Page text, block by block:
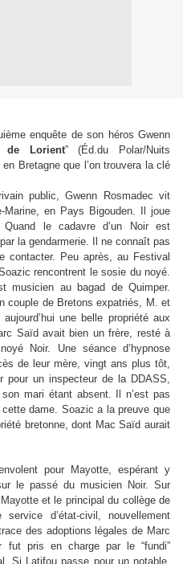
enquête de son héros Gwenn
de Lorient”
(Éd.du Polar/Nuits
Bretagne que l’on trouvera la clé
public, Gwenn Rosmadec vit
en Pays Bigouden. Il joue
le cadavre d’un Noir est
la gendarmerie. Il ne connaît pas
contacter. Peu après, au Festival
rencontrent le sosie du noyé.
musicien au bagad de Quimper.
couple de Bretons expatriés, M. et
une belle propriété aux
Saïd avait bien un frère, resté à
Noir. Une séance d’hypnose
de leur mère, vingt ans plus tôt,
pour un inspecteur de la DDASS,
mari étant absent. Il n’est pas
dame. Soazic a la preuve que
bretonne, dont Mac Saïd aurait
pour Mayotte, espérant y
le passé du musicien Noir. Sur
et le principal du collège de
d’état-civil, nouvellement
des adoptions légales de Marc
fut pris en charge par le “fundi”
Si Latifou passe pour un notable,